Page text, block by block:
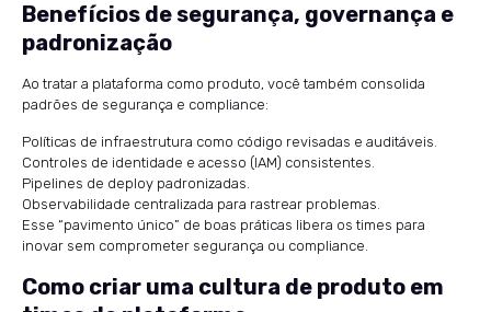
Benefícios de segurança, governança e
padronização
Ao tratar a plataforma como produto, você também consolida
padrões de segurança e compliance:
Políticas de infraestrutura como código revisadas e auditáveis.
Controles de identidade e acesso (IAM) consistentes.
Pipelines de deploy padronizadas.
Observabilidade centralizada para rastrear problemas.
Esse “pavimento único” de boas práticas libera os times para
inovar sem comprometer segurança ou compliance.
Como criar uma cultura de produto em